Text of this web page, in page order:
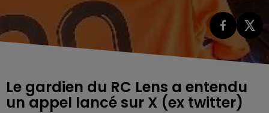
Le gardien du RC Lens a entendu
un appel lancé sur X (ex twitter)